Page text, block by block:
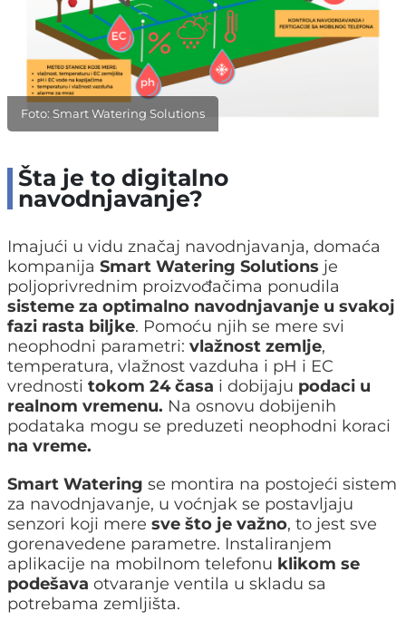
Foto: Smart Watering Solutions
Šta je to digitalno
navodnjavanje?
Imajući u vidu značaj navodnjavanja, domaća
kompanija Smart Watering Solutions je
poljoprivrednim proizvođačima ponudila
sisteme za optimalno navodnjavanje u svakoj
fazi rasta biljke. Pomoću njih se mere svi
neophodni parametri: vlažnost zemlje,
temperatura, vlažnost vazduha i pH i EC
vrednosti tokom 24 časa i dobijaju podaci u
realnom vremenu. Na osnovu dobijenih
podataka mogu se preduzeti neophodni koraci
na vreme.
Smart Watering se montira na postojeći sistem
za navodnjavanje, u voćnjak se postavljaju
senzori koji mere sve što je važno, to jest sve
gorenavedene parametre. Instaliranjem
aplikacije na mobilnom telefonu klikom se
podešava otvaranje ventila u skladu sa
potrebama zemljišta.